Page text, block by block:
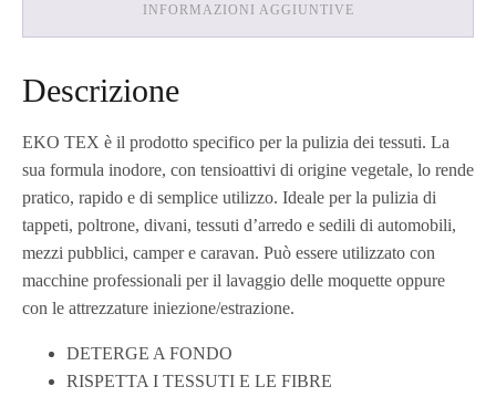
INFORMAZIONI AGGIUNTIVE
Descrizione
EKO TEX è il prodotto specifico per la pulizia dei tessuti. La
sua formula inodore, con tensioattivi di origine vegetale, lo rende
pratico, rapido e di semplice utilizzo. Ideale per la pulizia di
tappeti, poltrone, divani, tessuti d’arredo e sedili di automobili,
mezzi pubblici, camper e caravan. Può essere utilizzato con
macchine professionali per il lavaggio delle moquette oppure
con le attrezzature iniezione/estrazione.
DETERGE A FONDO
RISPETTA I TESSUTI E LE FIBRE